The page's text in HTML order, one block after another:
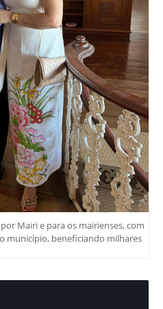
Mairi e para os mairienses, com
município, beneficiando milhares